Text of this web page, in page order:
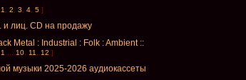
1 2 3 4 5 ]
лиц. CD на продажу
Metal : Industrial : Folk : Ambient ::
1 10 11 12 ]
музыки 2025-2026 аудиокассеты